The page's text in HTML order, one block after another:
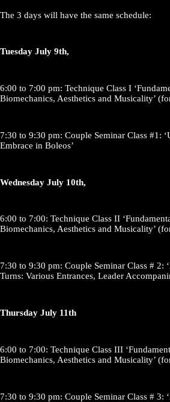
The 3 days will have the same schedule:
Tuesday July 9th,
6:00 to 7:00 pm: Technique Class I
Biomechanics, Aesthetics and Musicality’
7:30 to 9:30 pm: Couple Seminar Class #1:
Embrace in Boleos’
Wednesday July 10th,
6:00 to 7:00: Technique Class II
Biomechanics, Aesthetics and Musicality’
7:30 to 9:30 pm: Couple Seminar Class # 2:
Turns: Various Entrances, Leader
Thursday July 11th
6:00 to 7:00: Technique Class III
Biomechanics, Aesthetics and Musicality’
7:30 to 9:30 pm: Couple Seminar Class # 3: